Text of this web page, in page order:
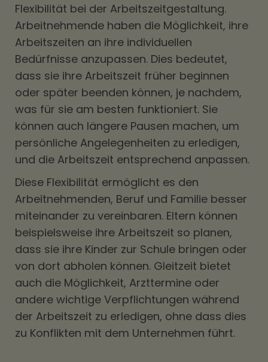
Flexibilität bei der Arbeitszeitgestaltung.
Arbeitnehmende haben die Möglichkeit, ihre
Arbeitszeiten an ihre individuellen
Bedürfnisse anzupassen. Dies bedeutet,
dass sie ihre Arbeitszeit früher beginnen
oder später beenden können, je nachdem,
was für sie am besten funktioniert. Sie
können auch längere Pausen machen, um
persönliche Angelegenheiten zu erledigen,
und die Arbeitszeit entsprechend anpassen.
Diese Flexibilität ermöglicht es den
Arbeitnehmenden, Beruf und Familie besser
miteinander zu vereinbaren. Eltern können
beispielsweise ihre Arbeitszeit so planen,
dass sie ihre Kinder zur Schule bringen oder
von dort abholen können. Gleitzeit bietet
auch die Möglichkeit, Arzttermine oder
andere wichtige Verpflichtungen während
der Arbeitszeit zu erledigen, ohne dass dies
zu Konflikten mit dem Unternehmen führt.